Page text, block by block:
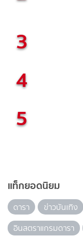
3
4
5
แท็กยอดนิยม
ดารา ข่าวบันเทิง
อินสตราแกรมดารา